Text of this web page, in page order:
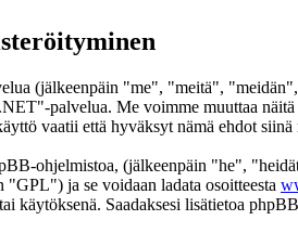
(jälkeenpäin "me", "meitä",
palvelua. Me voimme muuttaa näitä
vaatii että hyväksyt nämä ehdot
ohjelmistoa, (jälkeenpäin "he",
"GPL") ja se voidaan ladata osoitteesta
käytöksenä. Saadaksesi lisätietoa